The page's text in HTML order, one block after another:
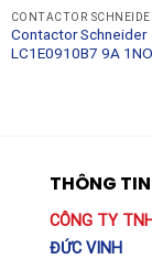
CONTACTOR
Contactor Schneider
LC1E0910B7 9A
THÔNG
CÔNG TY
ĐỨC VINH